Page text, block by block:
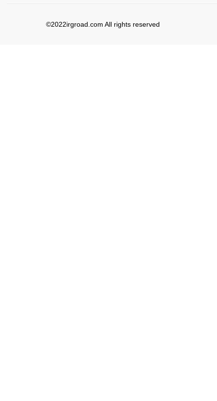
©2022irgroad.com All rights reserved